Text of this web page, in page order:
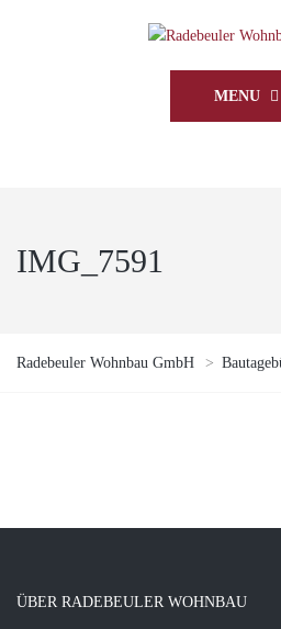
MENU
IMG_7591
Radebeuler Wohnbau GmbH >
ÜBER RADEBEULER WOHNBAU